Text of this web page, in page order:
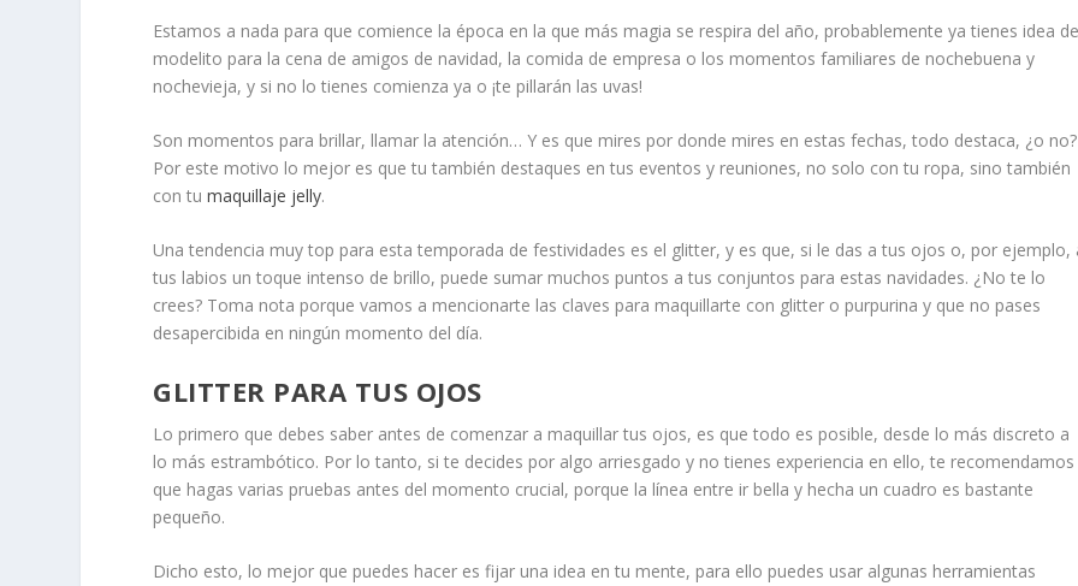
Estamos a nada para que comience la época en la que más magia se respira del año, probablemente ya tienes idea
modelito para la cena de amigos de navidad, la comida de empresa o los momentos familiares de nochebuena y
nochevieja, y si no lo tienes comienza ya o ¡te pillarán las uvas!
Son momentos para brillar, llamar la atención… Y es que mires por donde mires en estas fechas, todo destaca, ¿o no?
Por este motivo lo mejor es que tu también destaques en tus eventos y reuniones, no solo con tu ropa, sino también
con tumaquillaje jelly.
Una tendencia muy top para esta temporada de festividades es el glitter, y es que, si le das a tus ojos o, por ejemplo,
tus labios un toque intenso de brillo, puede sumar muchos puntos a tus conjuntos para estas navidades. ¿No te lo
crees? Toma nota porque vamos a mencionarte las claves para maquillarte con glitter o purpurina y que no pases
desapercibida en ningún momento del día.
GLITTER PARA TUS OJOS
Lo primero que debes saber antes de comenzar a maquillar tus ojos, es que todo es posible, desde lo más discreto a
lo más estrambótico. Por lo tanto, si te decides por algo arriesgado y no tienes experiencia en ello, te recomendamos
que hagas varias pruebas antes del momento crucial, porque la línea entre ir bella y hecha un cuadro es bastante
pequeño.
Dicho esto, lo mejor que puedes hacer es fijar una idea en tu mente, para ello puedes usar algunas herramientas